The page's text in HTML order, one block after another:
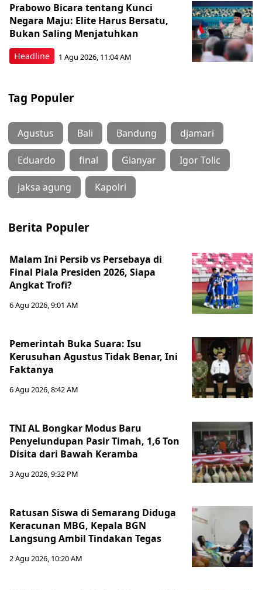
Headline
Prabowo Bicara tentang Kunci
Negara Maju: Elite Harus Bersatu,
Bukan Saling Menjatuhkan
1 Agu 2026, 11:04 AM
Tag Populer
Agustus Bali Bandung djamari
Eduardo final Gianyar Igor Tolic
jaksa agung Kapolri
Berita Populer
Malam Ini Persib vs Persebaya di
Final Piala Presiden 2026, Siapa
Angkat Trofi?
6 Agu 2026, 9:01 AM
Pemerintah Buka Suara: Isu
Kerusuhan Agustus Tidak Benar, Ini
Faktanya
6 Agu 2026, 8:42 AM
TNI AL Bongkar Modus Baru
Penyelundupan Pasir Timah, 1,6 Ton
Disita dari Bawah Keramba
3 Agu 2026, 9:32 PM
Ratusan Siswa di Semarang Diduga
Keracunan MBG, Kepala BGN
Langsung Ambil Tindakan Tegas
2 Agu 2026, 10:20 AM